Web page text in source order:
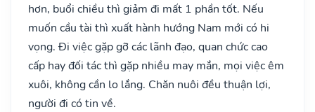
hơn, buổi chiều thì giảm đi mất 1 phần tốt. Nếu
muốn cầu tài thì xuất hành hướng Nam mới có hi
vọng. Đi việc gặp gỡ các lãnh đạo, quan chức cao
cấp hay đối tác thì gặp nhiều may mắn, mọi việc êm
xuôi, không cần lo lắng. Chăn nuôi đều thuận lợi,
người đi có tin về.